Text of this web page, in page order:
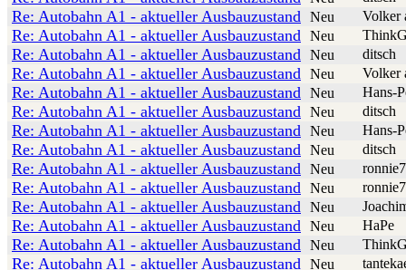
Re: Autobahn A1 - aktueller Ausbauzustand Neu Volker
Re: Autobahn A1 - aktueller Ausbauzustand Neu
Re: Autobahn A1 - aktueller Ausbauzustand Neu ditsch
Re: Autobahn A1 - aktueller Ausbauzustand Neu Volker
Re: Autobahn A1 - aktueller Ausbauzustand Neu Hans-
Re: Autobahn A1 - aktueller Ausbauzustand Neu ditsch
Re: Autobahn A1 - aktueller Ausbauzustand Neu Hans-
Re: Autobahn A1 - aktueller Ausbauzustand Neu ditsch
Re: Autobahn A1 - aktueller Ausbauzustand Neu
Re: Autobahn A1 - aktueller Ausbauzustand Neu
Re: Autobahn A1 - aktueller Ausbauzustand Neu
Re: Autobahn A1 - aktueller Ausbauzustand Neu HaPe
Re: Autobahn A1 - aktueller Ausbauzustand Neu
Re: Autobahn A1 - aktueller Ausbauzustand Neu